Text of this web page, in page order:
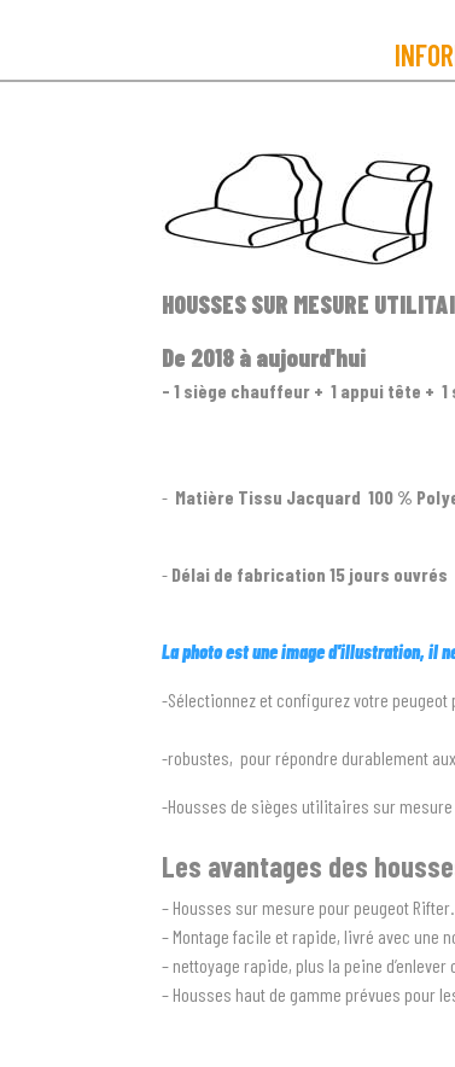
HOUSSES SUR MESURE
De 2018 à aujourd'hui
- 1 siège chauffeur + 1 appui tête + 1
- Matière Tissu Jacquard 100 %
- Délai de fabrication 15 jours ouvrés
La photo est une image d'illustration, il
-Sélectionnez et configurez votre peugeot
-robustes, pour répondre durablement
-Housses de sièges utilitaires sur
Les avantages des
– Housses sur mesure pour peugeot Rifter.
– Montage facile et rapide, livré avec une
– nettoyage rapide, plus la peine
– Housses haut de gamme prévues pour